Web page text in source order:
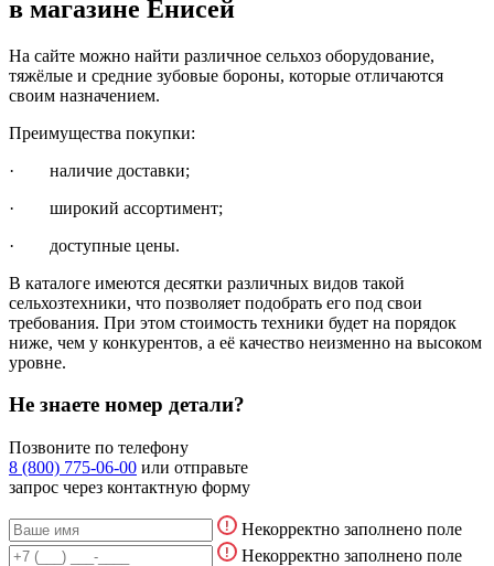
в магазине Енисей
На сайте можно найти различное сельхоз оборудование,
тяжёлые и средние зубовые бороны, которые отличаются
своим назначением.
Преимущества покупки:
· наличие доставки;
· широкий ассортимент;
· доступные цены.
В каталоге имеются десятки различных видов такой
сельхозтехники, что позволяет подобрать его под свои
требования. При этом стоимость техники будет на порядок
ниже, чем у конкурентов, а её качество неизменно на высоком
уровне.
Не знаете номер детали?
Позвоните по телефону
8 (800) 775-06-00 или отправьте
запрос через контактную форму
Некорректно заполнено поле
Некорректно заполнено поле